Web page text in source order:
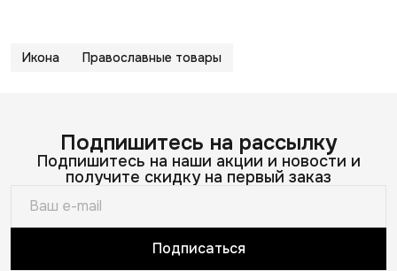
Икона Православные товары
Подпишитесь на рассылку
Подпишитесь на наши акции и новости и
получите скидку на первый заказ
Подписаться